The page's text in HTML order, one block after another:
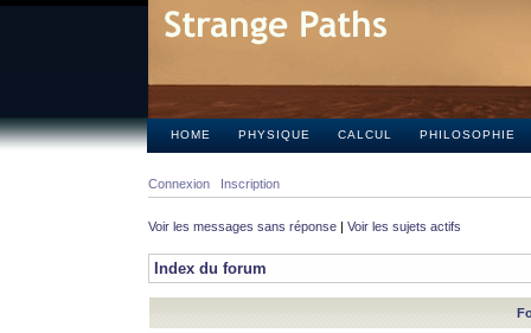
HOME PHYSIQUE CALCUL PHILOSOPHIE
Connexion Inscription
Voir les messages sans réponse | Voir les sujets actifs
Index du forum